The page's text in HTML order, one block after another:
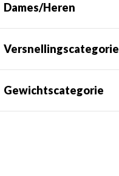
Dames/Heren
Versnellingscategorie
Gewichtscategorie